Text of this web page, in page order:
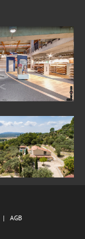
AGB